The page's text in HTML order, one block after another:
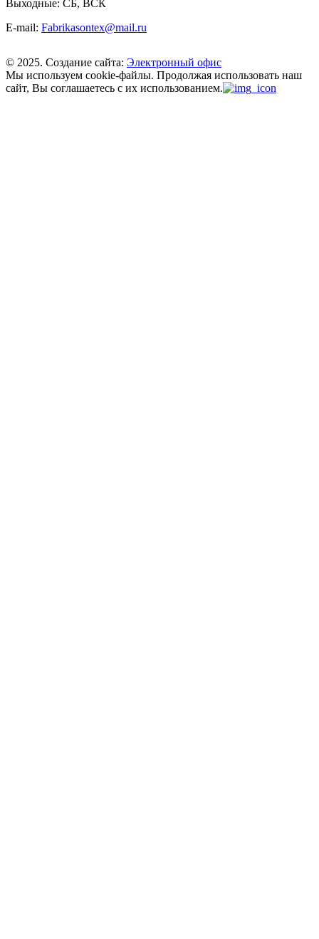
Выходные: СБ, ВСК
E-mail: Fabrikasontex@mail.ru
© 2025. Создание сайта: Электронный офис
Мы используем cookie-файлы. Продолжая использовать наш
сайт, Вы соглашаетесь с их использованием.